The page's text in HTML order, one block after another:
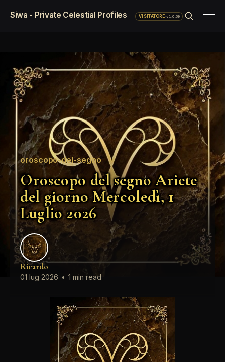
Siwa - Private Celestial Profiles VISITATORE·v1.0.69
oroscopo-del-segno
Oroscopo del segno Ariete
del giorno Mercoledì, 1
Luglio 2026
Ricardo
01 lug 2026 • 1 min read